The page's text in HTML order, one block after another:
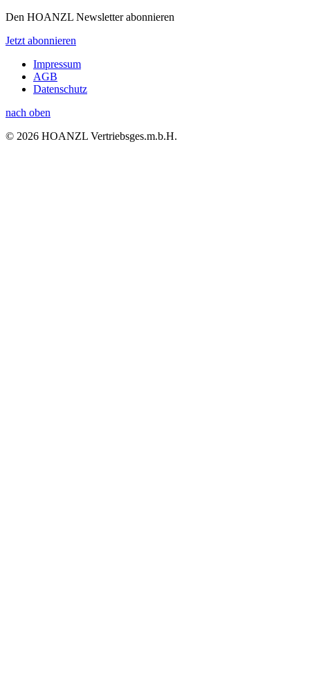
Den HOANZL Newsletter abonnieren
Jetzt abonnieren
Impressum
AGB
Datenschutz
nach oben
© 2026 HOANZL Vertriebsges.m.b.H.